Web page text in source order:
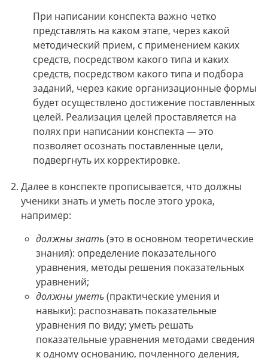
При написании конспекта важно четко
представлять на каком этапе, через какой
методический прием, с применением каких
средств, посредством какого типа и каких
средств, посредством какого типа и подбора
заданий, через какие организационные формы
будет осуществлено достижение поставленных
целей. Реализация целей проставляется на
полях при написании конспекта — это
позволяет осознать поставленные цели,
подвергнуть их корректировке.
Далее в конспекте прописывается, что должны
ученики знать и уметь после этого урока,
например:
должны знать(это в основном теоретические
знания): определение показательного
уравнения, методы решения показательных
уравнений;
должны уметь(практические умения и
навыки): распознавать показательные
уравнения по виду; уметь решать
показательные уравнения методами сведения
к одному основанию, почленного деления,